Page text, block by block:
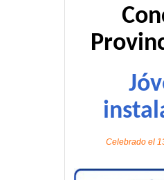
Celebrado el